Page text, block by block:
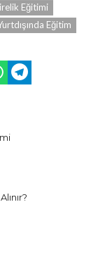
Eğitimi
Eğitim